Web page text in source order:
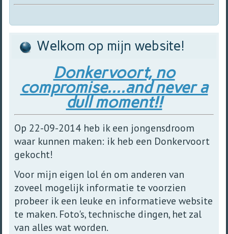
Welkom op mijn website!
Donkervoort, no
compromise....and never a
dull moment!!
Op 22-09-2014 heb ik een jongensdroom
waar kunnen maken: ik heb een Donkervoort
gekocht!
Voor mijn eigen lol én om anderen van
zoveel mogelijk informatie te voorzien
probeer ik een leuke en informatieve website
te maken. Foto's, technische dingen, het zal
van alles wat worden.